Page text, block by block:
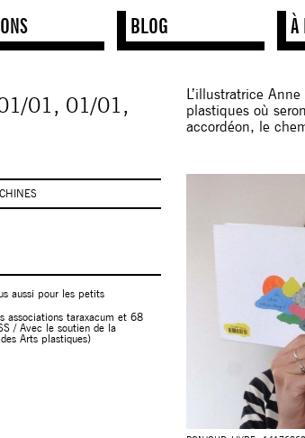
BLOG À
01, 01/01,
aussi pour les petits
associations taraxacum et 68
/ Avec le soutien de la
Arts plastiques)
L’illustratrice
plastiques où
accordéon, le